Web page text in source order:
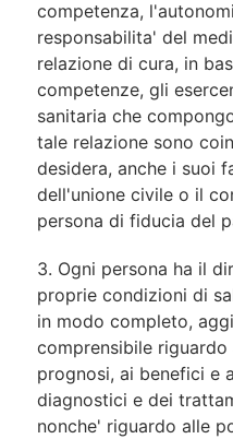
competenza,
responsabilita' del
relazione di cura, in
competenze, gli
sanitaria che
tale relazione sono
desidera, anche i suoi
dell'unione civile o il
persona di fiducia del
3. Ogni persona ha il
proprie condizioni di
in modo completo,
comprensibile riguardo
prognosi, ai benefici e
diagnostici e dei
nonche' riguardo alle